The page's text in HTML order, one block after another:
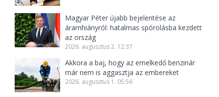
Magyar Péter újabb bejelentése az
áramhiányról: hatalmas spórolásba kezdett
az ország
2026. augusztus 2. 12:37
Akkora a baj, hogy az emelkedő benzinár
már nem is aggasztja az embereket
2026. augusztus 1. 05:56